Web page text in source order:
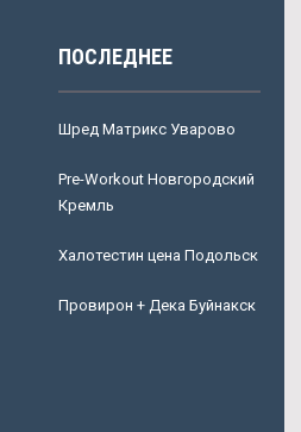
ПОСЛЕДНЕЕ
Шред Матрикс Уварово
Pre-Workout Новгородский
Кремль
Халотестин цена Подольск
Провирон + Дека Буйнакск